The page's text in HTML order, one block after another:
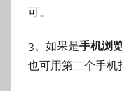
可。
3、如果是手机浏
也可用第二个手机